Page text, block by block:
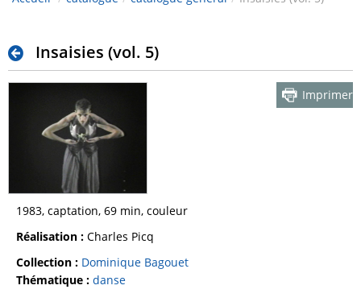
Insaisies (vol. 5)
Imprimer
1983, captation, 69 min, couleur
Réalisation : Charles Picq
Collection : Dominique Bagouet
Thématique : danse